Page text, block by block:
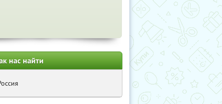
нас найти